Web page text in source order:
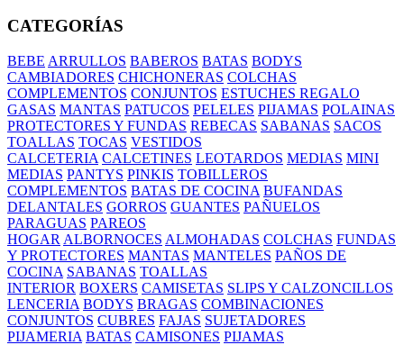
CATEGORÍAS
BEBE ARRULLOS BABEROS BATAS BODYS
CAMBIADORES CHICHONERAS COLCHAS
COMPLEMENTOS CONJUNTOS ESTUCHES REGALO
GASAS MANTAS PATUCOS PELELES PIJAMAS POLAINAS
PROTECTORES Y FUNDAS REBECAS SABANAS SACOS
TOALLAS TOCAS VESTIDOS
CALCETERIA CALCETINES LEOTARDOS MEDIAS MINI
MEDIAS PANTYS PINKIS TOBILLEROS
COMPLEMENTOS BATAS DE COCINA BUFANDAS
DELANTALES GORROS GUANTES PAÑUELOS
PARAGUAS PAREOS
HOGAR ALBORNOCES ALMOHADAS COLCHAS FUNDAS
Y PROTECTORES MANTAS MANTELES PAÑOS DE
COCINA SABANAS TOALLAS
INTERIOR BOXERS CAMISETAS SLIPS Y CALZONCILLOS
LENCERIA BODYS BRAGAS COMBINACIONES
CONJUNTOS CUBRES FAJAS SUJETADORES
PIJAMERIA BATAS CAMISONES PIJAMAS